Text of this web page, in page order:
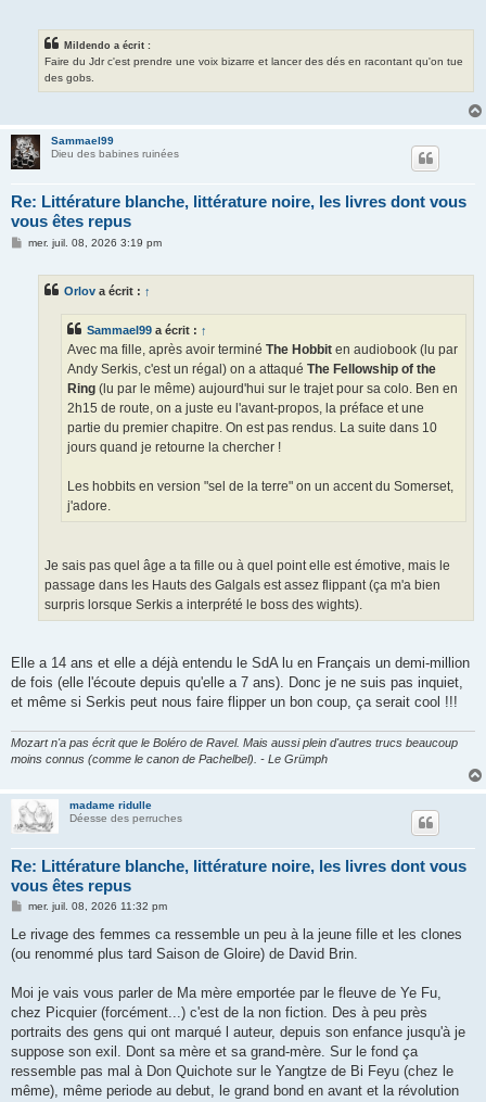
Mildendo a écrit :
Faire du Jdr c'est prendre une voix bizarre et lancer des dés en racontant qu'on tue
des gobs.
Sammael99
Dieu des babines ruinées
Re: Littérature blanche, littérature noire, les livres dont vous
vous êtes repus
Mmer. juil. 08, 2026 3:19 pm
Orlov a écrit : ↑
Sammael99 a écrit : ↑
Avec ma fille, après avoir terminé The Hobbit en audiobook (lu par
Andy Serkis, c'est un régal) on a attaqué The Fellowship of the
Ring (lu par le même) aujourd'hui sur le trajet pour sa colo. Ben en
2h15 de route, on a juste eu l'avant-propos, la préface et une
partie du premier chapitre. On est pas rendus. La suite dans 10
jours quand je retourne la chercher !
Les hobbits en version "sel de la terre" on un accent du Somerset,
j'adore.
Je sais pas quel âge a ta fille ou à quel point elle est émotive, mais le
passage dans les Hauts des Galgals est assez flippant (ça m'a bien
surpris lorsque Serkis a interprété le boss des wights).
Elle a 14 ans et elle a déjà entendu le SdA lu en Français un demi-million
de fois (elle l'écoute depuis qu'elle a 7 ans). Donc je ne suis pas inquiet,
et même si Serkis peut nous faire flipper un bon coup, ça serait cool !!!
Mozart n'a pas écrit que le Boléro de Ravel. Mais aussi plein d'autres trucs beaucoup
moins connus (comme le canon de Pachelbel). - Le Grümph
madame ridulle
Déesse des perruches
Re: Littérature blanche, littérature noire, les livres dont vous
vous êtes repus
M
s
a
mer. juil. 08, 2026 11:32 pm
Le rivage des femmes ca ressemble un peu à la jeune fille et les clones
(ou renommé plus tard Saison de Gloire) de David Brin.
Moi je vais vous parler de Ma mère emportée par le fleuve de Ye Fu,
chez Picquier (forcément...) c'est de la non fiction. Des à peu près
portraits des gens qui ont marqué l auteur, depuis son enfance jusqu'à je
suppose son exil. Dont sa mère et sa grand-mère. Sur le fond ça
ressemble pas mal à Don Quichote sur le Yangtze de Bi Feyu (chez le
même), même periode au debut, le grand bond en avant et la révolution